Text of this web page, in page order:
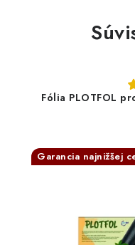
Fólia PLOTFOL
Garancia najnižšej